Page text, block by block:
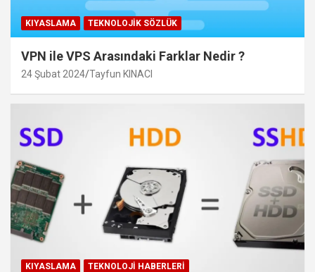
KIYASLAMA TEKNOLOJIK SÖZLÜK
VPN ile VPS Arasındaki Farklar Nedir ?
24 Şubat 2024 Tayfun KINACI
KIYASLAMA TEKNOLOJI HABERLERI